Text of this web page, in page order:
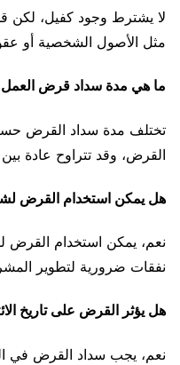
لا يشترط وجود كفيل، لكن
مثل الأصول الشخصية أو
ما هي مدة سداد قرض العمل
تختلف مدة سداد القرض
القرض، وقد تتراوح عادة بين 1 إلى 5 سنوات.
هل يمكن استخدام القرض
نعم، يمكن استخدام القرض
نفقات ضرورية لتطوير
هل يؤثر القرض على تاريخ
نعم، يجب سداد القرض في